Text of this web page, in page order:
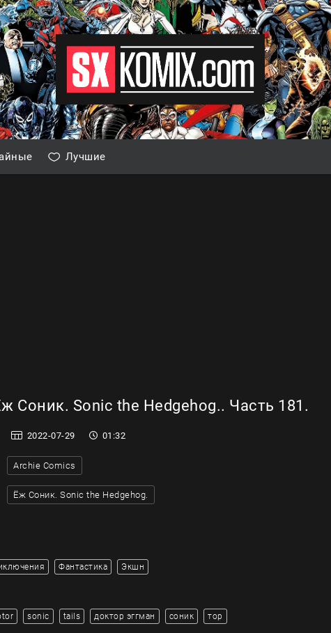
Лучшие
Соник. Sonic the Hedgehog.. Часть 181.
2022-07-29 01:32
Archie Comics
Ёж Соник. Sonic the Hedgehog.
Фантастика Экшн
sonic tails доктор эггман соник тор